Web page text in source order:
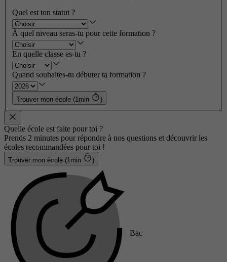
Quel est ton statut ?
À quel niveau seras-tu pour cette formation ?
En quelle classe es-tu ?
Quand souhaites-tu débuter ta formation ?
Trouver mon école (1min )
Quelle école est faite pour toi ?
Prends 2 minutes pour répondre à nos questions et découvrir les
écoles recommandées pour toi !
Trouver mon école (1min )
Bac